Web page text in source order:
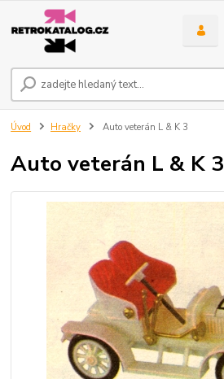
Úvod Hračky Auto veterán L & K 3
Auto veterán L & K 3